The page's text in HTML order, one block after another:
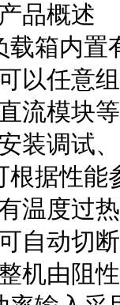
品概述
载箱内置
以任意
流模块
装调试
根据性能
温度过
自动切
机由阻